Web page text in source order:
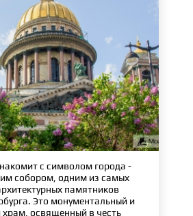
с символом города -
собором, одним из самых
памятников
Это монументальный и
храм, освященный в честь